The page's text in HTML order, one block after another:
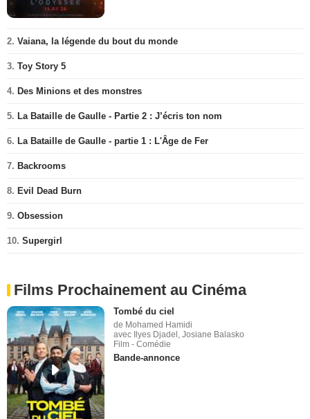
2. Vaiana, la légende du bout du monde
3. Toy Story 5
4. Des Minions et des monstres
5. La Bataille de Gaulle - Partie 2 : J’écris ton nom
6. La Bataille de Gaulle - partie 1 : L'Âge de Fer
7. Backrooms
8. Evil Dead Burn
9. Obsession
10. Supergirl
Films Prochainement au Cinéma
Tombé du ciel
de Mohamed Hamidi
avec Ilyes Djadel, Josiane Balasko
Film - Comédie
Bande-annonce